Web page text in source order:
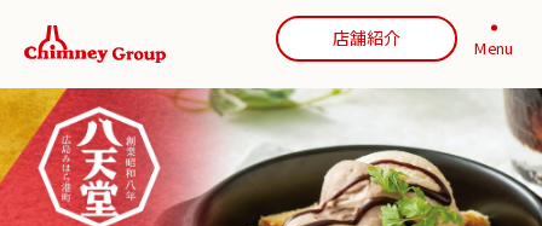
店舗紹介 Menu